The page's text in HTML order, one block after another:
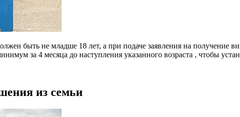
быть не младше 18 лет, а при подаче заявления на
за 4 месяца до наступления указанного возраста , чтобы
из семьи